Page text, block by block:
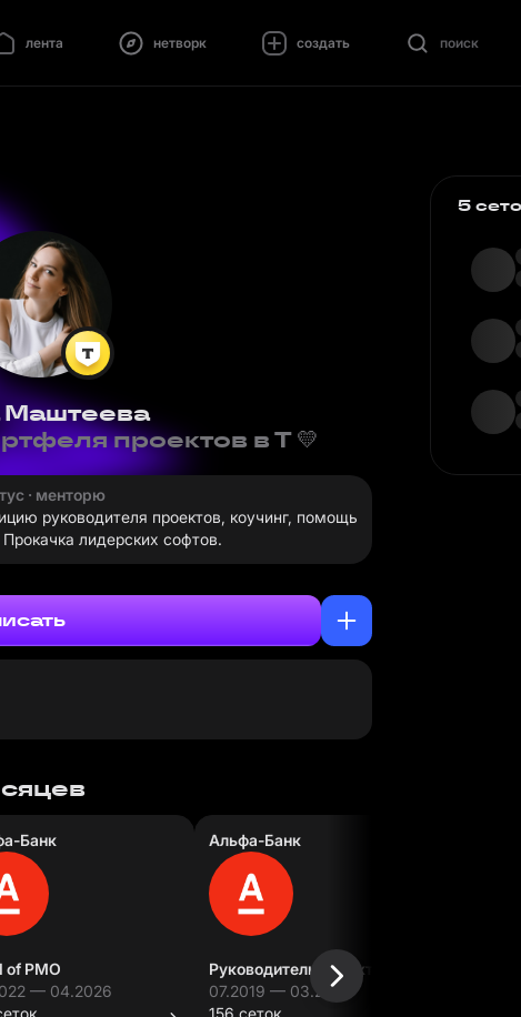
лента нетворк создать поиск
Маштеева
проектов в Т 💛
· менторю
руководителя проектов, коучинг, помощь
лидерских софтов.
Банк
of PMO
— 04.2026
Альфа-Банк
Руководитель проектов
07.2019 — 03.2022
156 сеток
5